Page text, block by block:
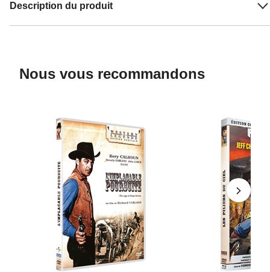
Description du produit
Nous vous recommandons